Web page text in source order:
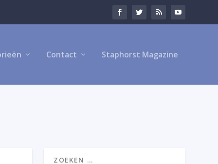
Contact Staphorst Magazine